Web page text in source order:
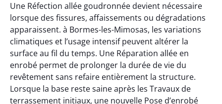
Une Réfection allée goudronnée devient nécessaire
lorsque des fissures, affaissements ou dégradations
apparaissent. à Bormes-les-Mimosas, les variations
climatiques et l’usage intensif peuvent altérer la
surface au fil du temps. Une Réparation allée en
enrobé permet de prolonger la durée de vie du
revêtement sans refaire entièrement la structure.
Lorsque la base reste saine après les Travaux de
terrassement initiaux, une nouvelle Pose d’enrobé